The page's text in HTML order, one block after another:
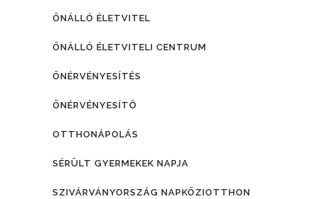
ÖNÁLLÓ ÉLETVITEL
ÖNÁLLÓ ÉLETVITELI CENTRUM
ÖNÉRVÉNYESÍTÉS
ÖNÉRVÉNYESÍTŐ
OTTHONÁPOLÁS
SÉRÜLT GYERMEKEK NAPJA
SZIVÁRVÁNYORSZÁG NAPKÖZIOTTHON